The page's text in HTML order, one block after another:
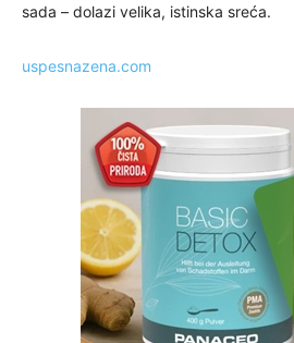
sada – dolazi velika, istinska sreća.
uspesnazena.com